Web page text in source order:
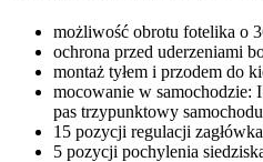
możliwość obrotu fotelika o
ochrona przed uderzeniami
montaż tyłem i przodem do
mocowanie w samochodzie:
pas trzypunktowy samochodu
15 pozycji regulacji zagłówka
5 pozycji pochylenia